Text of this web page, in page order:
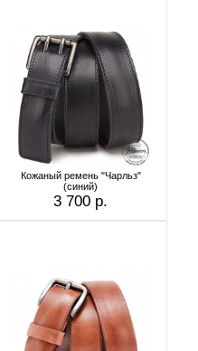
Кожаный ремень "Чарльз"
(синий)
3 700 р.